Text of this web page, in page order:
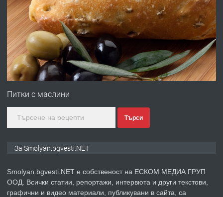
ПРЕДЛАГА
УДЪЛЖАВАНЕ НА ЧОВЕШКИЯТ
ЖИВОТ И ПОДОБРЯВАНЕ НА
НЕГОВОТО КАЧЕСТВО
преди 2 години
ПРЕДЛАГА Имот в Северна Гърция, до Кавала
преди 2 години
Питки с маслини
Търси
За Smolyan.bgvesti.NET
Smolyan.bgvesti.NET е собственост на ЕСКОМ МЕДИА ГРУП
ООД. Всички статии, репортажи, интервюта и други текстови,
графични и видео материали, публикувани в сайта, са